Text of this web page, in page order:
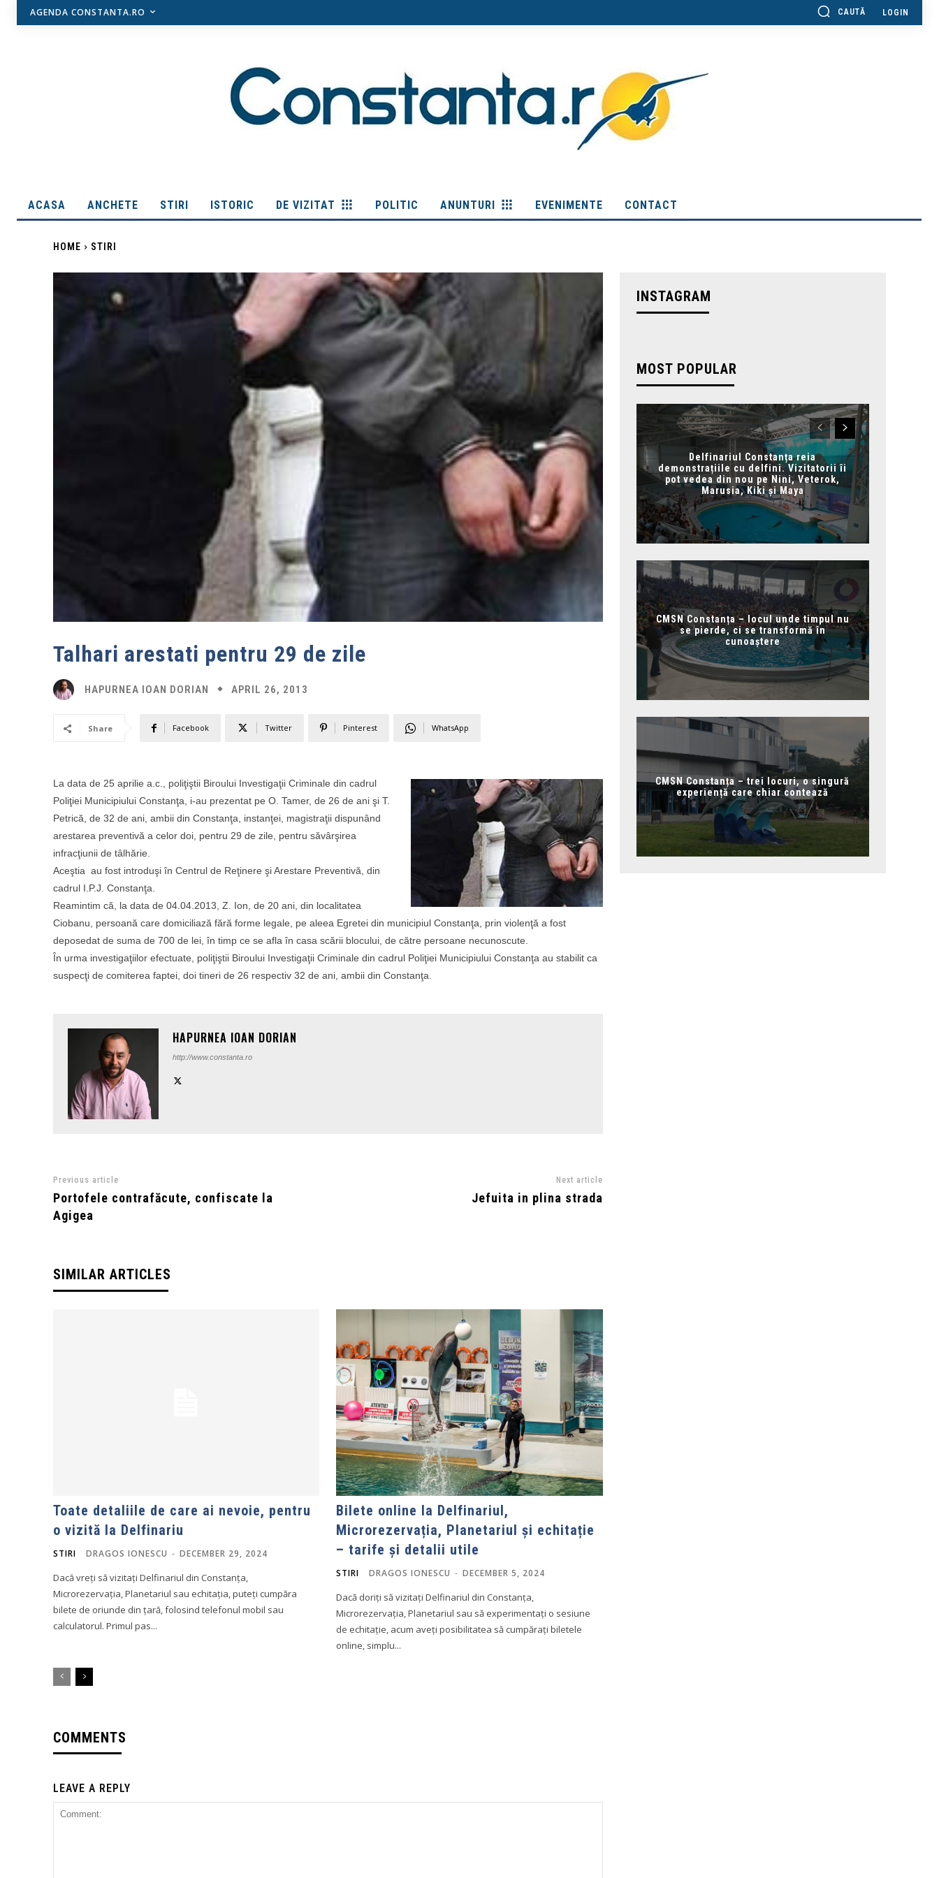
AGENDA CONSTANTA.RO CAUTĂ LOGIN
ACASA ANCHETE STIRI ISTORIC DE VIZITAT POLITIC ANUNTURI EVENIMENTE CONTACT
HOME STIRI
Talhari arestati pentru 29 de zile
HAPURNEA IOAN DORIAN APRIL 26, 2013
Share Facebook Twitter Pinterest WhatsApp
La data de 25 aprilie a.c., poliţiştii Biroului Investigaţii Criminale din cadrul
Poliţiei Municipiului Constanţa, i-au prezentat pe O. Tamer, de 26 de ani şi T.
Petrică, de 32 de ani, ambii din Constanţa, instanţei, magistraţii dispunând
arestarea preventivă a celor doi, pentru 29 de zile, pentru săvârşirea
infracţiunii de tâlhărie.
Aceştia au fost introduşi în Centrul de Reţinere şi Arestare Preventivă, din
cadrul I.P.J. Constanţa.
Reamintim că, la data de 04.04.2013, Z. Ion, de 20 ani, din localitatea
Ciobanu, persoană care domiciliază fără forme legale, pe aleea Egretei din municipiul Constanţa, prin violenţă a fost
deposedat de suma de 700 de lei, în timp ce se afla în casa scării blocului, de către persoane necunoscute.
În urma investigaţiilor efectuate, poliţiştii Biroului Investigaţii Criminale din cadrul Poliţiei Municipiului Constanţa au stabilit ca
suspecţi de comiterea faptei, doi tineri de 26 respectiv 32 de ani, ambii din Constanţa.
HAPURNEA IOAN DORIAN
http://www.constanta.ro
Previous article
Portofele contrafăcute, confiscate la
Agigea
Next article
Jefuita in plina strada
SIMILAR ARTICLES
Toate detaliile de care ai nevoie, pentru
o vizită la Delfinariu
STIRI DRAGOS IONESCU - DECEMBER 29, 2024
Dacă vreți să vizitați Delfinariul din Constanța,
Microrezervația, Planetariul sau echitația, puteți cumpăra
bilete de oriunde din țară, folosind telefonul mobil sau
calculatorul. Primul pas...
Bilete online la Delfinariul,
Microrezervația, Planetariul și echitație
– tarife și detalii utile
STIRI DRAGOS IONESCU - DECEMBER 5, 2024
Dacă doriți să vizitați Delfinariul din Constanța,
Microrezervația, Planetariul sau să experimentați o sesiune
de echitație, acum aveți posibilitatea să cumpărați biletele
online, simplu...
COMMENTS
LEAVE A REPLY
INSTAGRAM
MOST POPULAR
Delfinariul Constanța reia
demonstrațiile cu delfini. Vizitatorii îi
pot vedea din nou pe Nini, Veterok,
Marusia, Kiki și Maya
CMSN Constanța – locul unde timpul nu
se pierde, ci se transformă în
cunoaștere
CMSN Constanța – trei locuri, o singură
experiență care chiar contează